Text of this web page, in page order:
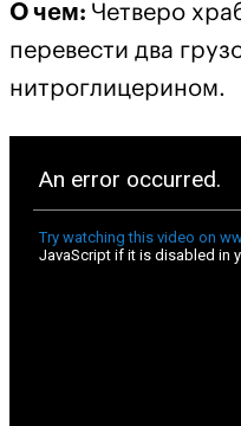
О чем: Четверо
перевести два
нитроглицерином.